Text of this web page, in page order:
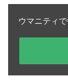
ウマニティ